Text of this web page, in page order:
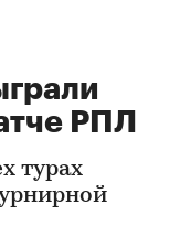
РПЛ
турах